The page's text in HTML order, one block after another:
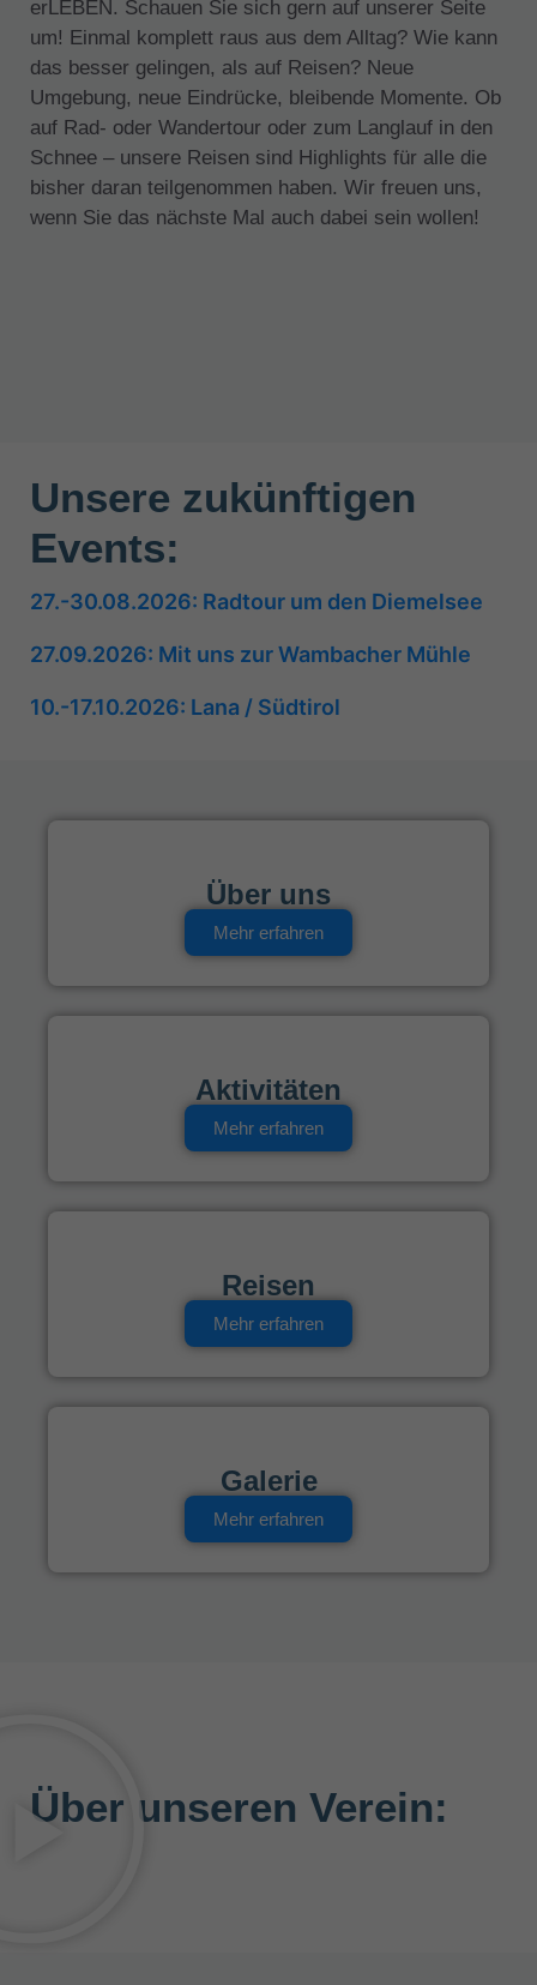
erLEBEN. Schauen Sie sich gern auf unserer Seite
um! Einmal komplett raus aus dem Alltag? Wie kann
das besser gelingen, als auf Reisen? Neue
Umgebung, neue Eindrücke, bleibende Momente. Ob
auf Rad- oder Wandertour oder zum Langlauf in den
Schnee – unsere Reisen sind Highlights für alle die
bisher daran teilgenommen haben. Wir freuen uns,
wenn Sie das nächste Mal auch dabei sein wollen!
Unsere zukünftigen
Events:
27.-30.08.2026: Radtour um den Diemelsee
27.09.2026: Mit uns zur Wambacher Mühle
10.-17.10.2026: Lana / Südtirol
Über uns
Mehr erfahren
Aktivitäten
Mehr erfahren
Reisen
Mehr erfahren
Galerie
Mehr erfahren
Über unseren Verein: